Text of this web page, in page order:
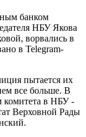
банком
НБУ Якова
ворвались в
в Telegram-
пытается их
все больше. В
комитета в НБУ -
Верховной Рады